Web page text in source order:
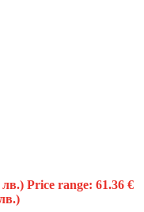
лв.) Price range: 61.36 €